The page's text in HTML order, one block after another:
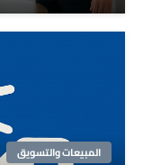
المبيعات والتسويق